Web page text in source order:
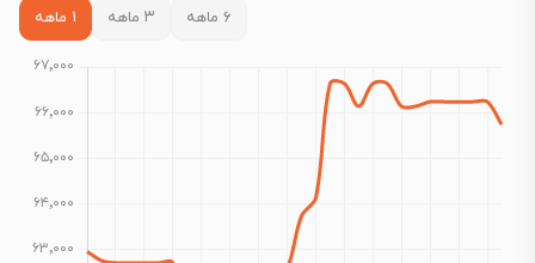
۶ ماهه ۳ ماهه ۱ ماهه